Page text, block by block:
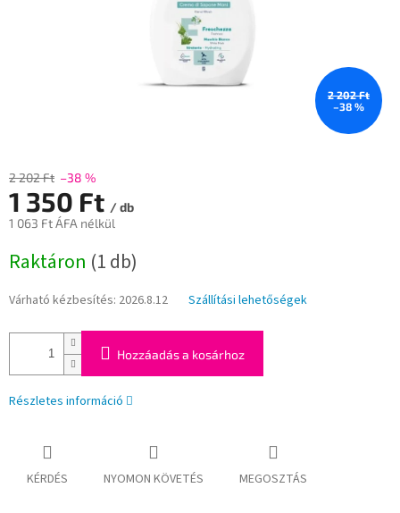
2 202 Ft
–38 %
2 202 Ft –38 %
1 350 Ft / db
1 063 Ft ÁFA nélkül
Raktáron (1 db)
Várható kézbesítés: 2026.8.12 Szállítási lehetőségek
Hozzáadás a kosárhoz
Részletes információ
KÉRDÉS NYOMON KÖVETÉS MEGOSZTÁS